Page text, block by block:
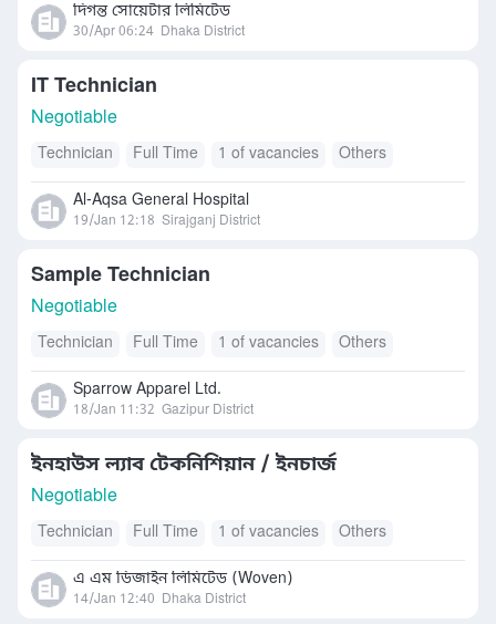
দিগন্ত সোয়েটার লিমিটেড
30/Apr 06:24 Dhaka District
IT Technician
Negotiable
Technician Full Time 1 of vacancies Others
Al-Aqsa General Hospital
19/Jan 12:18 Sirajganj District
Sample Technician
Negotiable
Technician Full Time 1 of vacancies Others
Sparrow Apparel Ltd.
18/Jan 11:32 Gazipur District
ইনহাউস ল্যাব টেকনিশিয়ান / ইনচার্জ
Negotiable
Technician Full Time 1 of vacancies Others
এ এম ডিজাইন লিমিটেড (Woven)
14/Jan 12:40 Dhaka District